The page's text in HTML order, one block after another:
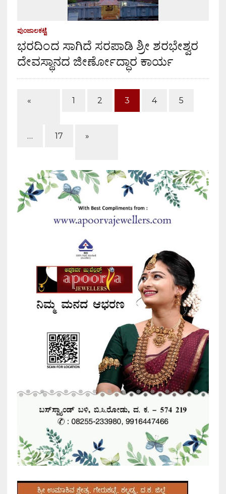
ಪುಂಜಾಲಕಟ್ಟೆ
ಭರದಿಂದ ಸಾಗಿದೆ ಸರಪಾಡಿ ಶ್ರೀ ಶರಭೇಶ್ವರ
ದೇವಸ್ಥಾನದ ಜೀರ್ಣೋದ್ಧಾರ ಕಾರ್ಯ
« 1 2 3 4 5
… 17 »